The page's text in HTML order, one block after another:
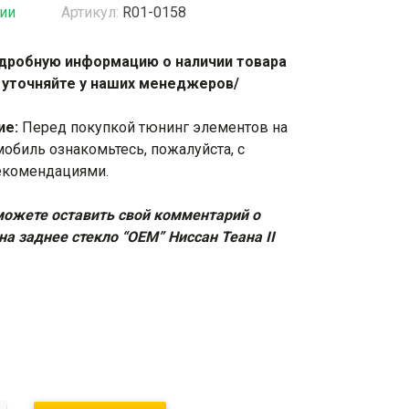
Артикул: R01-0158
информацию о наличии товара
уточняйте у наших менеджеров/
Перед покупкой тюнинг элементов на
ознакомьтесь, пожалуйста, с
.
оставить свой комментарий о
заднее стекло “OEM” Ниссан Теана II